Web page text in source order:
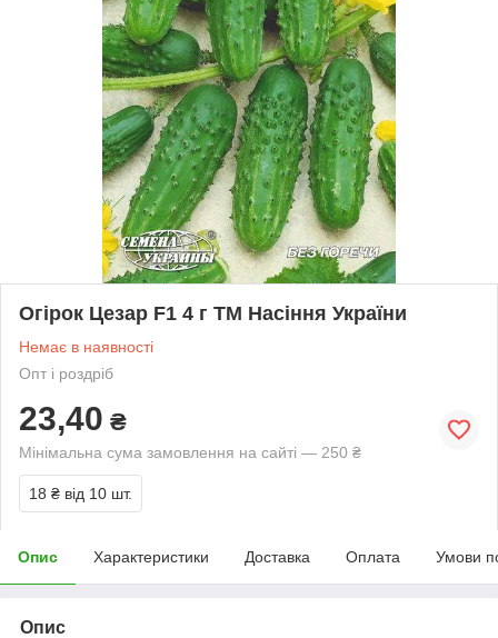
Огірок Цезар F1 4 г ТМ Насіння України
Немає в наявності
Опт і роздріб
23,40 ₴
Мінімальна сума замовлення на сайті — 250 ₴
18 ₴ від 10 шт.
Опис Характеристики Доставка Оплата Умови
Опис